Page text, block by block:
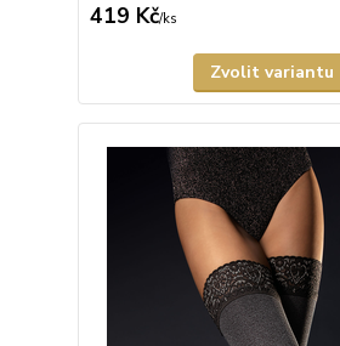
419 Kč/ks
Zvolit variantu